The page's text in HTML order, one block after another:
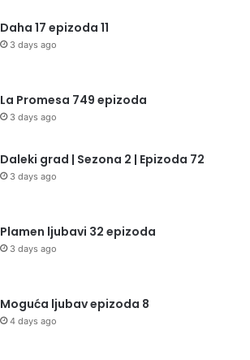
Daha 17 epizoda 11
3 days ago
La Promesa 749 epizoda
3 days ago
Daleki grad | Sezona 2 | Epizoda 72
3 days ago
Plamen ljubavi 32 epizoda
3 days ago
Moguća ljubav epizoda 8
4 days ago